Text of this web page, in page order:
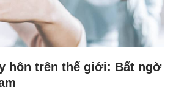
hôn trên thế giới: Bất ngờ